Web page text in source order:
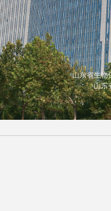
山东省生物
山东